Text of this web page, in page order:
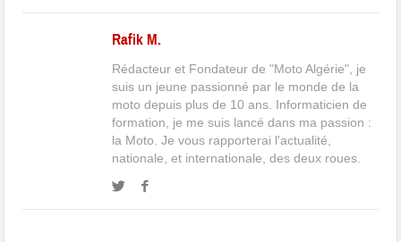
Rafik M.
Rédacteur et Fondateur de "Moto Algérie", je
suis un jeune passionné par le monde de la
moto depuis plus de 10 ans. Informaticien de
formation, je me suis lancé dans ma passion :
la Moto. Je vous rapporterai l'actualité,
nationale, et internationale, des deux roues.